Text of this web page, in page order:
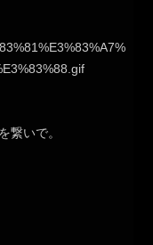
繋いで。